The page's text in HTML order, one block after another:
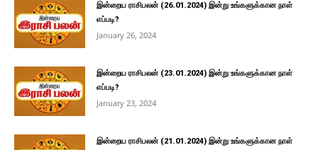
இன்றைய ராசிபலன் (26.01.2024) இன்று உங்களுக்கான நாள்
எப்படி?
January 26, 2024
இன்றைய ராசிபலன் (23.01.2024) இன்று உங்களுக்கான நாள்
எப்படி?
January 23, 2024
இன்றைய ராசிபலன் (21.01.2024) இன்று உங்களுக்கான நாள்